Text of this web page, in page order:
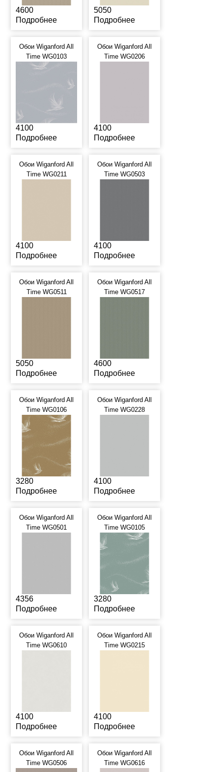
4600
Подробнее
5050
Подробнее
Обои Wiganford All
Time WG0103
4100
Подробнее
Обои Wiganford All
Time WG0206
4100
Подробнее
Обои Wiganford All
Time WG0211
4100
Подробнее
Обои Wiganford All
Time WG0503
4100
Подробнее
Обои Wiganford All
Time WG0511
5050
Подробнее
Обои Wiganford All
Time WG0517
4600
Подробнее
Обои Wiganford All
Time WG0106
3280
Подробнее
Обои Wiganford All
Time WG0228
4100
Подробнее
Обои Wiganford All
Time WG0501
4356
Подробнее
Обои Wiganford All
Time WG0105
3280
Подробнее
Обои Wiganford All
Time WG0610
4100
Подробнее
Обои Wiganford All
Time WG0215
4100
Подробнее
Обои Wiganford All
Time WG0506
Обои Wiganford All
Time WG0616